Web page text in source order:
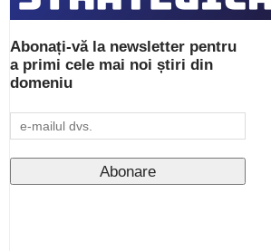
Abonați-vă la newsletter pentru
a primi cele mai noi știri din
domeniu